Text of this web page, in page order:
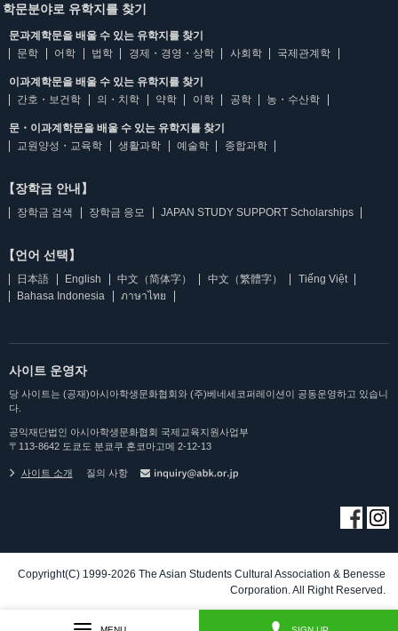
학문분야로 유학지를 찾기
문과계학문을 배울 수 있는 유학지를 찾기
문학
어학 법학 경제・경영・상학 사회학 국제관계학
이과계학문을 배울 수 있는 유학지를 찾기
간호・보건학
의・치학 약학 이학 공학 농・수산학
문・이과계학문을 배울 수 있는 유학지를 찾기
교원양성・교육학
생활과학 예술학 종합과학
【장학금 안내】
장학금 검색 장학금 응모 JAPAN STUDY SUPPORT Scholarships
【언어 선택】
日本語 English 中文（简体字） 中文（繁體字）
Tiếng Việt
Bahasa Indonesia
ภาษาไทย
사이트 운영자
당 사이트는 (공재)아시아학생문화협회와 (주)베네세코퍼레이션이 공동운영하고 있습니
다.
공익재단법인 아시아학생문화협회 국제교육지원사업부
〒113-8642 도쿄도 분쿄쿠 혼코마고메 2-12-13
사이트 소개 질의 사항
Copyright(C) 1999-2026 The Asian Students Cultural Association & Benesse
Corporation. All Right Reserved.